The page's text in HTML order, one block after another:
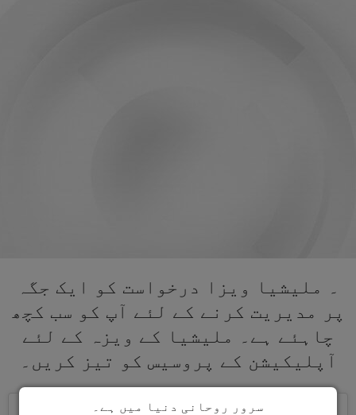
۔ ملیشیا ویزا درخواست کو ایک جگہ
پر مدیریت کرنے کے لئے آپ کو سب کچھ
چاہئے ہے۔ ملیشیا کے ویزہ کے لئے
آپلیکیشن کے پروسیس کو تیز کریں۔
سرور روحانی دنیا میں ہے۔